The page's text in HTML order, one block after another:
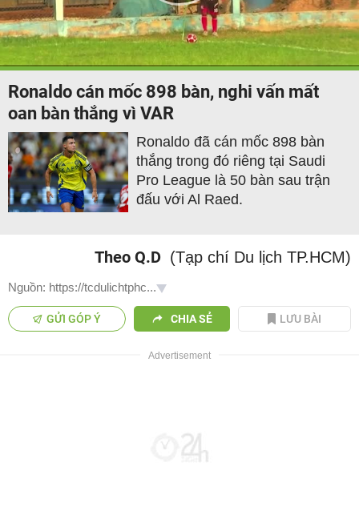
Video
Ronaldo cán mốc 898 bàn, nghi vấn mất
oan bàn thắng vì VAR
Ronaldo đã cán mốc 898 bàn
thắng trong đó riêng tại Saudi
Pro League là 50 bàn sau trận
đấu với Al Raed.
Theo Q.D (Tạp chí Du lịch TP.HCM)
Nguồn: https://tcdulichtphc...
GỬI GÓP Ý CHIA SẺ LƯU BÀI